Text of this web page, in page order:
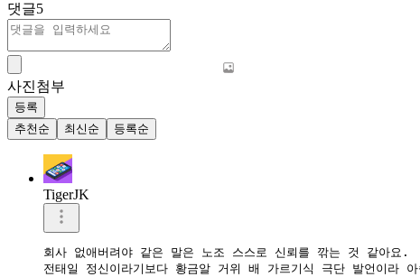
댓글5
사진첨부
등록
추천순
최신순 등록순
TigerJK
회사 없애버려야 같은 말은 노조 스스로 신뢰를 깎는 것 같아요.
전태일 정신이라기보다 황금알 거위 배 가르기식 극단 발언이라 아